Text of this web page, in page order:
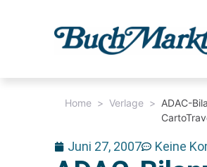
Home > Verlage > ADAC-
Juni 27, 2007 Keine